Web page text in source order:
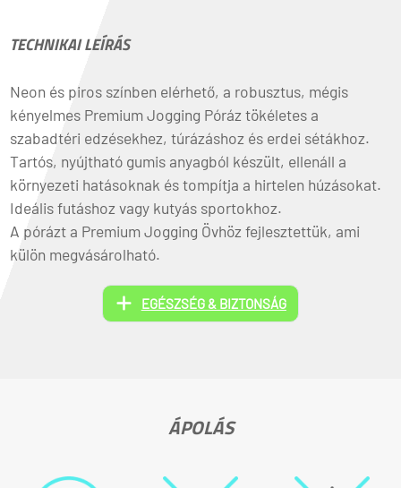
TECHNIKAI LEÍRÁS
Neon és piros színben elérhető, a robusztus, mégis
kényelmes Premium Jogging Póráz tökéletes a
szabadtéri edzésekhez, túrázáshoz és erdei sétákhoz.
Tartós, nyújtható gumis anyagból készült, ellenáll a
környezeti hatásoknak és tompítja a hirtelen húzásokat.
Ideális futáshoz vagy kutyás sportokhoz.
A pórázt a Premium Jogging Övhöz fejlesztettük, ami
külön megvásárolható.
EGÉSZSÉG & BIZTONSÁG
ÁPOLÁS